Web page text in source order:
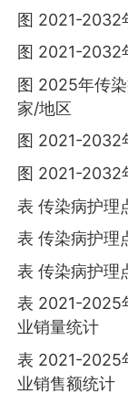
图 2021-2032
图 2021-2032
图 2025年传
家/地区
图 2021-2032
图 2021-2032
表 传染病护理
表 传染病护理
表 传染病护理
表 2021-2025
业销量统计
表 2021-2025
业销售额统计